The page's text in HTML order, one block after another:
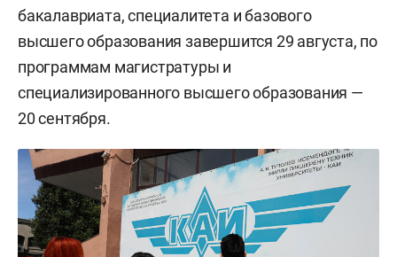
бакалавриата, специалитета и базового
высшего образования завершится 29 августа, по
программам магистратуры и
специализированного высшего образования —
20 сентября.